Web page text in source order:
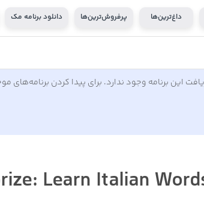
داغ‌ترین‌ها پرفروش‌ترین‌ها دانلود برنامه مک
این برنامه وجود ندارد. برای پیدا کردن
Learn Italian